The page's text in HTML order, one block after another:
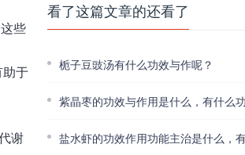
些
于
谢
看了这篇文章的还看了
栀子豆豉汤有什么功效与作呢？